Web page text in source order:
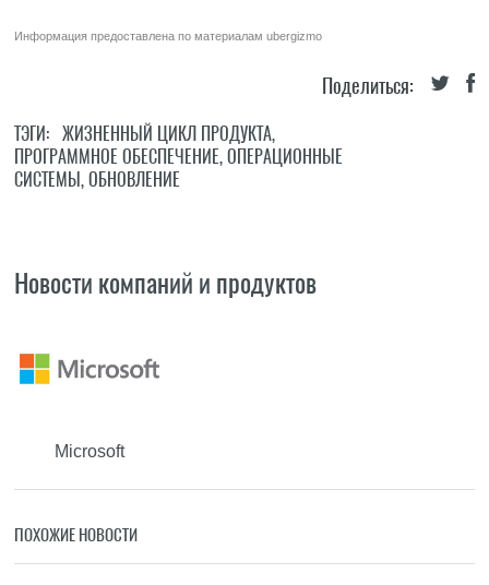
Информация предоставлена по материаламubergizmo
Поделиться:
ТЭГИ: ЖИЗНЕННЫЙ ЦИКЛ ПРОДУКТА,
ПРОГРАММНОЕ ОБЕСПЕЧЕНИЕ,ОПЕРАЦИОННЫЕ
СИСТЕМЫ,ОБНОВЛЕНИЕ
Новости компаний и продуктов
Microsoft
ПОХОЖИЕ НОВОСТИ